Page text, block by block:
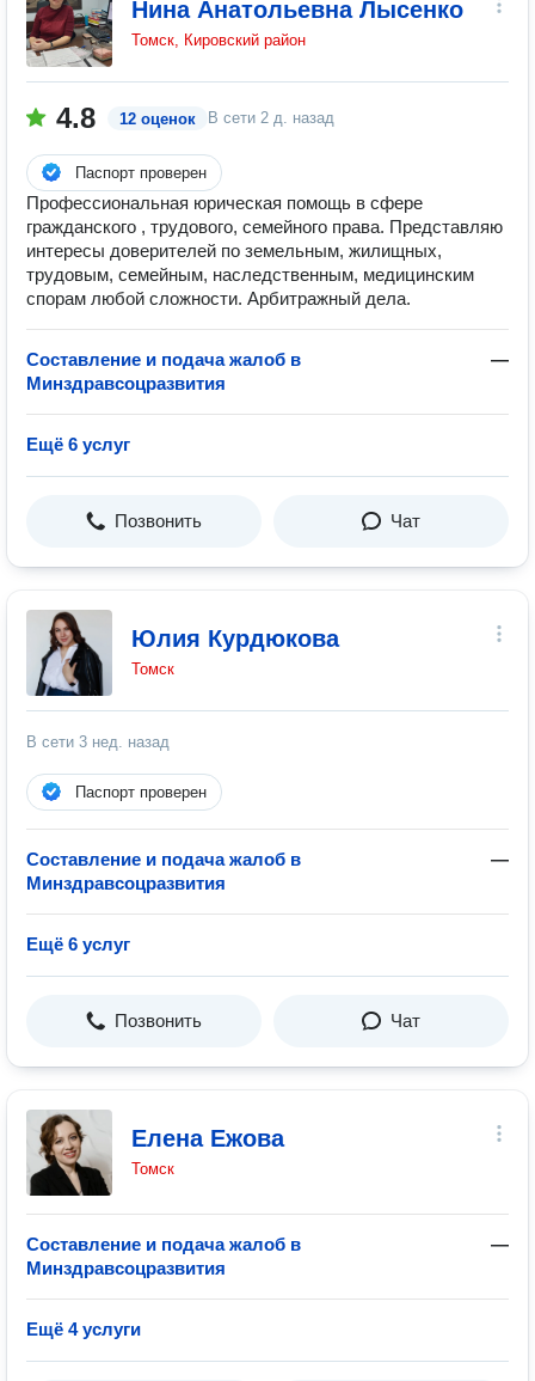
Нина Анатольевна Лысенко
Томск, Кировский район
4.8 12 оценок В сети 2 д. назад
Паспорт проверен
Профессиональная юрическая помощь в сфере
гражданского , трудового, семейного права. Представляю
интересы доверителей по земельным, жилищных,
трудовым, семейным, наследственным, медицинским
спорам любой сложности. Арбитражный дела.
Составление и подача жалоб в
Минздравсоцразвития
—
Ещё 6 услуг
Позвонить Чат
Юлия Курдюкова
Томск
В сети 3 нед. назад
Паспорт проверен
Составление и подача жалоб в
Минздравсоцразвития
—
Ещё 6 услуг
Позвонить Чат
Елена Ежова
Томск
Составление и подача жалоб в
Минздравсоцразвития
—
Ещё 4 услуги